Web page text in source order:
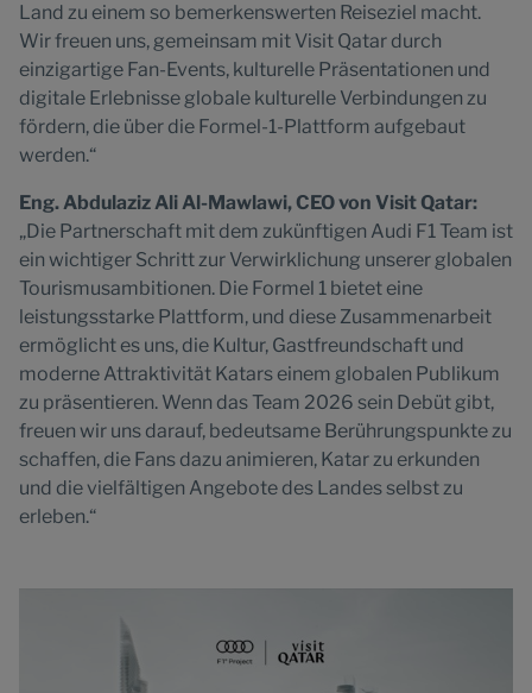
Land zu einem so bemerkenswerten Reiseziel macht.
Wir freuen uns, gemeinsam mit Visit Qatar durch
einzigartige Fan-Events, kulturelle Präsentationen und
digitale Erlebnisse globale kulturelle Verbindungen zu
fördern, die über die Formel-1-Plattform aufgebaut
werden.“
Eng. Abdulaziz Ali Al-Mawlawi, CEO von Visit Qatar:
„Die Partnerschaft mit dem zukünftigen Audi F1 Team ist
ein wichtiger Schritt zur Verwirklichung unserer globalen
Tourismusambitionen. Die Formel 1 bietet eine
leistungsstarke Plattform, und diese Zusammenarbeit
ermöglicht es uns, die Kultur, Gastfreundschaft und
moderne Attraktivität Katars einem globalen Publikum
zu präsentieren. Wenn das Team 2026 sein Debüt gibt,
freuen wir uns darauf, bedeutsame Berührungspunkte zu
schaffen, die Fans dazu animieren, Katar zu erkunden
und die vielfältigen Angebote des Landes selbst zu
erleben.“